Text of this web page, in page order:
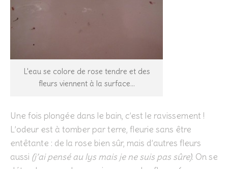
L'eau se colore de rose tendre et des
fleurs viennent à la surface...
Une fois plongée dans le bain, c’est le ravissement !
L’odeur est à tomber par terre, fleurie sans être
entêtante : de la rose bien sûr, mais d’autres fleurs
aussi (j’ai pensé au lys mais je ne suis pas sûre). On se